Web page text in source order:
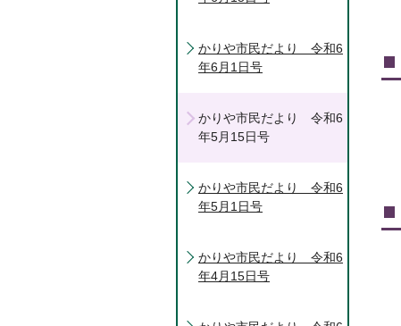
かりや市民だより 令和6
年6月1日号
かりや市民だより 令和6
年5月15日号
かりや市民だより 令和6
年5月1日号
かりや市民だより 令和6
年4月15日号